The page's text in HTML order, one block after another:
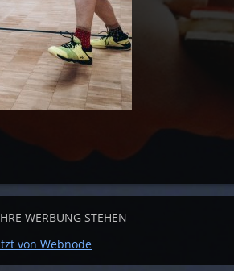
WERBUNG STEHEN
von Webnode